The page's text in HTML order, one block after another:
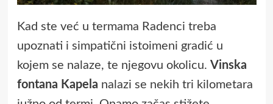
Kad ste već u termama Radenci treba
upoznati i simpatični istoimeni gradić u
kojem se nalaze, te njegovu okolicu. Vinska
fontana Kapela nalazi se nekih tri kilometara